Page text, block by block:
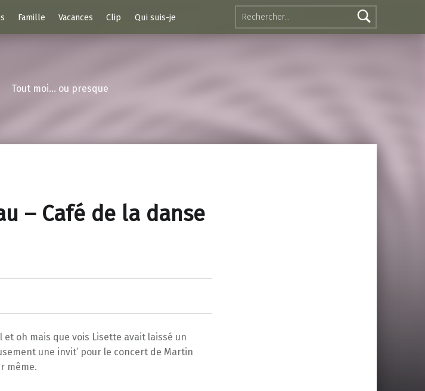
Rechercher :
Famille Vacances Clip Qui suis-je
Tout moi… ou presque
– Café de la danse
et oh mais que vois Lisette avait laissé un
une invit’ pour le concert de Martin
même.